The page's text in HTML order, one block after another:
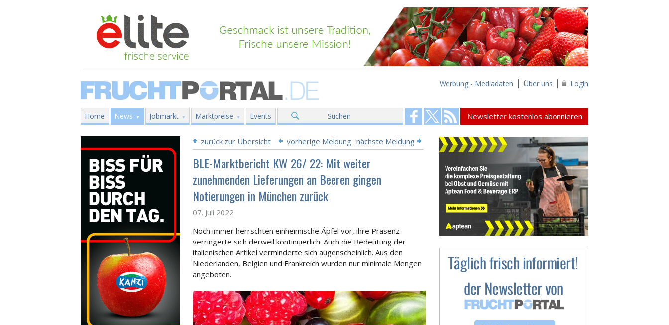
Werbung - Mediadaten Über uns Login
Home News Jobmarkt Marktpreise Events Suchen Newsletter kostenlos abonnieren
zurück zur Übersicht vorherige Meldung nächste Meldung
BLE-Marktbericht KW 26/ 22: Mit weiter
zunehmenden Lieferungen an Beeren gingen
Notierungen in München zurück
07. Juli 2022
Noch immer herrschten einheimische Äpfel vor, ihre Präsenz
verringerte sich derweil kontinuierlich. Auch die Bedeutung der
italienischen Artikel verminderte sich augenscheinlich. Aus den
Niederlanden, Belgien und Frankreich wurden nur minimale Mengen
angeboten.